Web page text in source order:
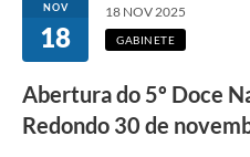
Notícias
Contato
NOV
18
18 NOV 2025
GABINETE
Abertura do 5º Doce
Redondo 30 de